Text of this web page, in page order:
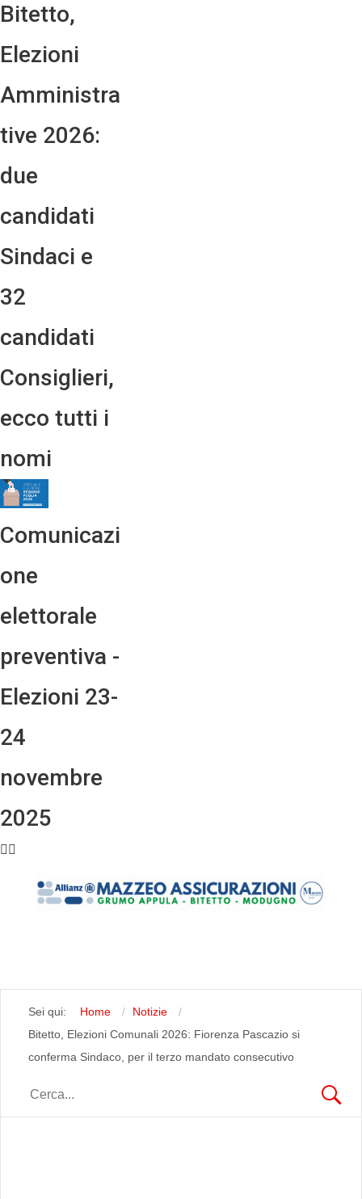
Bitetto,
Elezioni
Amministra
tive 2026:
due
candidati
Sindaci e
32
candidati
Consiglieri,
ecco tutti i
nomi
Comunicazi
one
elettorale
preventiva -
Elezioni 23-
24
novembre
2025
Sei qui: Home
Notizie
Bitetto, Elezioni Comunali 2026: Fiorenza Pascazio si
conferma Sindaco, per il terzo mandato consecutivo